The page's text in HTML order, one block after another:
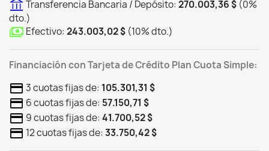
Transferencia Bancaria / Depósito: 270.003,36 $ (0%
dto.)
Efectivo: 243.003,02 $ (10%dto.)
Financiación con Tarjeta de Crédito Plan Cuota Simple:
3 cuotas fijas de: 105.301,31 $
6 cuotas fijas de: 57.150,71 $
9 cuotas fijas de: 41.700,52 $
12 cuotas fijas de: 33.750,42 $